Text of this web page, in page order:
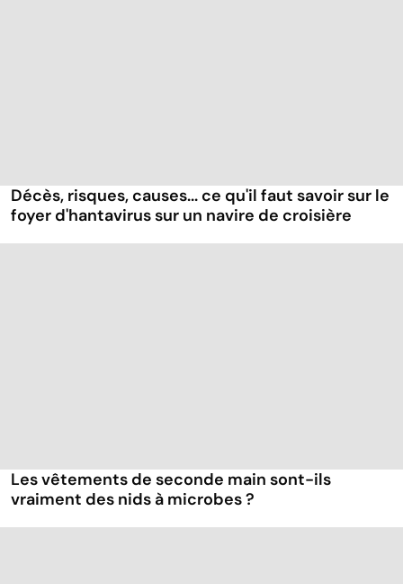
Décès, risques, causes... ce qu'il faut savoir sur le
foyer d'hantavirus sur un navire de croisière
Les vêtements de seconde main sont-ils
vraiment des nids à microbes ?